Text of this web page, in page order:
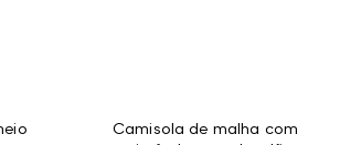
Camisola de malha com